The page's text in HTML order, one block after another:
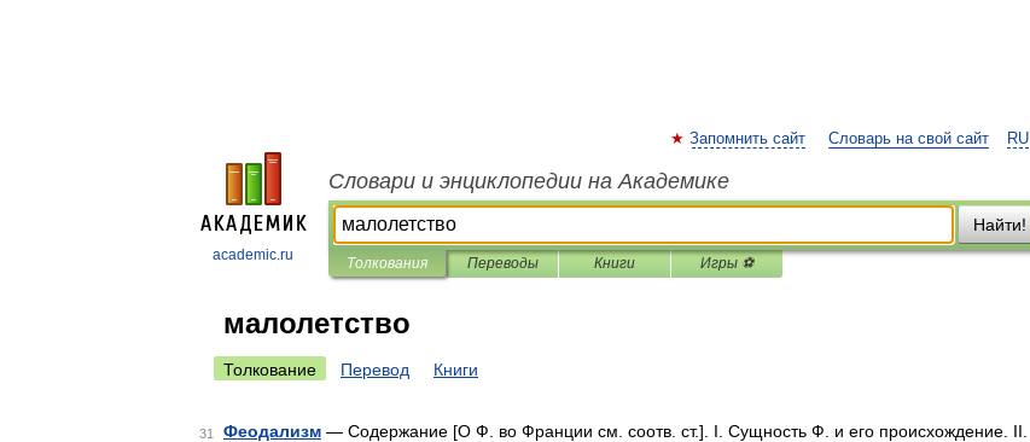
academic.ru
RU
Запомнить сайт Словарь на свой сайт
Словари и энциклопедии на Академике
Найти!
Толкования Переводы Книги Игры ⚽
малолетство
Толкование Перевод Книги
31 Феодализм — Содержание [О Ф. во Франции см. соотв. ст.]. I. Сущность Ф. и его происхождение. II.